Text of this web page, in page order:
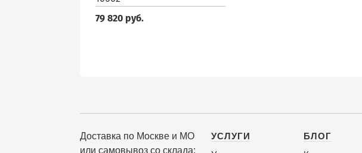
79 820 руб.
Доставка по Москве и МО
или самовывоз со склада:
УСЛУГИ
БЛОГ